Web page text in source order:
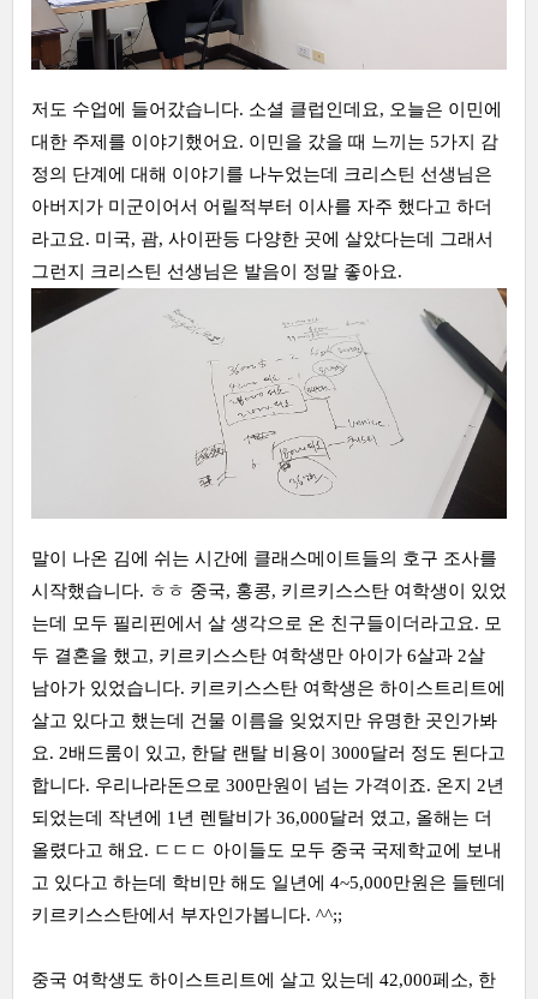
저도 수업에 들어갔습니다. 소셜 클럽인데요, 오늘은 이민에
대한 주제를 이야기했어요. 이민을 갔을 때 느끼는 5가지 감
정의 단계에 대해 이야기를 나누었는데 크리스틴 선생님은
아버지가 미군이어서 어릴적부터 이사를 자주 했다고 하더
라고요. 미국, 괌, 사이판등 다양한 곳에 살았다는데 그래서
그런지 크리스틴 선생님은 발음이 정말 좋아요.
말이 나온 김에 쉬는 시간에 클래스메이트들의 호구 조사를
시작했습니다. ㅎㅎ 중국, 홍콩, 키르키스스탄 여학생이 있었
는데 모두 필리핀에서 살 생각으로 온 친구들이더라고요. 모
두 결혼을 했고, 키르키스스탄 여학생만 아이가 6살과 2살
남아가 있었습니다. 키르키스스탄 여학생은 하이스트리트에
살고 있다고 했는데 건물 이름을 잊었지만 유명한 곳인가봐
요. 2배드룸이 있고, 한달 랜탈 비용이 3000달러 정도 된다고
합니다. 우리나라돈으로 300만원이 넘는 가격이죠. 온지 2년
되었는데 작년에 1년 렌탈비가 36,000달러 였고, 올해는 더
올렸다고 해요. ㄷㄷㄷ 아이들도 모두 중국 국제학교에 보내
고 있다고 하는데 학비만 해도 일년에 4~5,000만원은 들텐데
키르키스스탄에서 부자인가봅니다. ^^;;
중국 여학생도 하이스트리트에 살고 있는데 42,000페소, 한